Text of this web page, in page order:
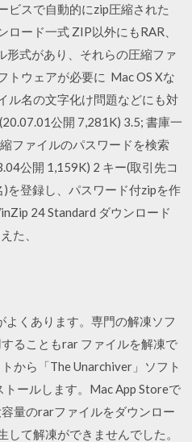
ビスで自動的にzip圧縮された
ード一式 ZIP以外にもRAR、
形式があり、それらの圧縮ファ
トウェアが必要に Mac OS Xな
ル名の文字化け問題などにも対
公開 7,281K) 3.5; 書庫一
ファイルのパスワードを検索
公開 1,159K) 2 キー(取引先コ
を登録し、パスワード付zipを作
24 Standard ダウンロード
た、
くあります。専門の解凍ソフ
ることもrar ファイルを解凍で
から「The Unarchiver」ソフト
ールします。Mac App Storeで
量のrarファイルをダウンロー
して解凍ができませんでした。